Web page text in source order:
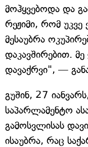
მოჰყვებოდა და
რეჟიმი, რომ
მესაუბრა
დაკავშირებით.
დავაქრვი", —
გუშინ, 27
საპარლამენტო
გამოსვლისას
ისაუბრა, რაც